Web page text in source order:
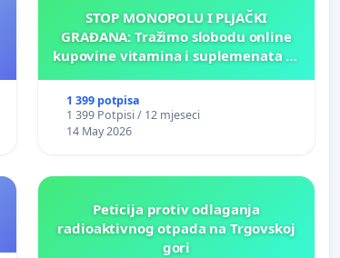
STOP MONOPOLU I PLJAČKI
GRAĐANA: Tražimo slobodu online
kupovine vitamina i suplemenata za
1 399 potpisa
1 399 Potpisi / 12 mjeseci
14 May 2026
Peticija protiv odlaganja
radioaktivnog otpada na Trgovskoj
gori